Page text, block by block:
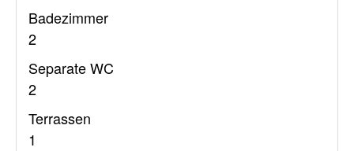
Badezimmer
2
Separate WC
2
Terrassen
1